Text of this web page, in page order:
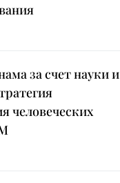
за счет науки и
человеческих